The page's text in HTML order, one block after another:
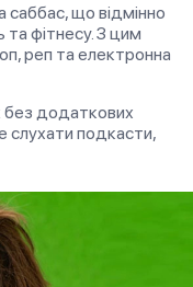
що відмінно
та фітнесу. З цим
реп та електронна
без додаткових
подкасти,